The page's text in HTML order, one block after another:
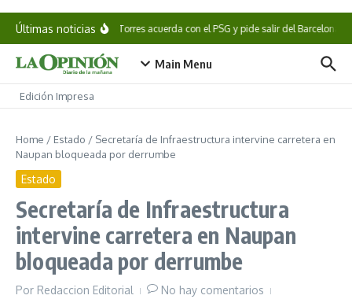
Saltar al contenido
Últimas noticiasFerran Torres acuerda con el PSG y pide salir del Barcelona
Main Menu
Edición Impresa
Home / Estado / Secretaría de Infraestructura intervine carretera en
Naupan bloqueada por derrumbe
Estado
Secretaría de Infraestructura
intervine carretera en Naupan
bloqueada por derrumbe
Por Redaccion Editorial
No hay comentarios